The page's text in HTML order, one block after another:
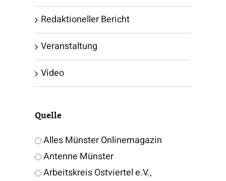
Redaktioneller Bericht
Veranstaltung
Video
Quelle
Alles Münster Onlinemagazin
Antenne Münster
Arbeitskreis Ostviertel e.V.,